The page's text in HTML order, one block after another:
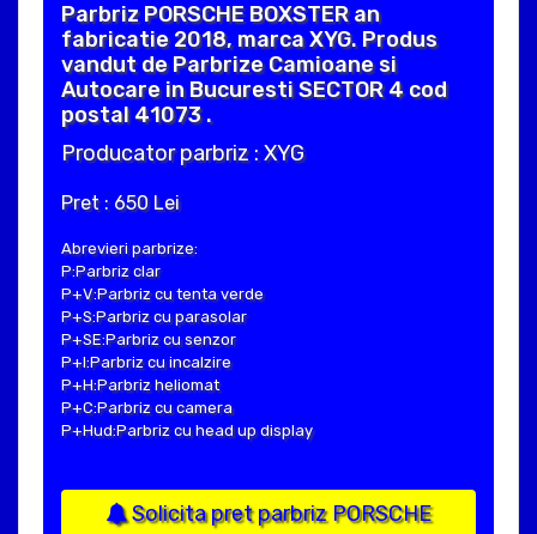
Parbriz PORSCHE BOXSTER an
fabricatie 2018, marca XYG. Produs
vandut de Parbrize Camioane si
Autocare in Bucuresti SECTOR 4 cod
postal 41073 .
Producator parbriz : XYG
Pret : 650 Lei
Abrevieri parbrize:
P:Parbriz clar
P+V:Parbriz cu tenta verde
P+S:Parbriz cu parasolar
P+SE:Parbriz cu senzor
P+I:Parbriz cu incalzire
P+H:Parbriz heliomat
P+C:Parbriz cu camera
P+Hud:Parbriz cu head up display
Solicita pret parbriz PORSCHE